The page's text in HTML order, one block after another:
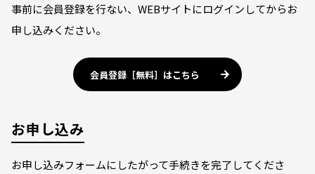
事前に会員登録を行ない、WEBサイトにログインしてからお
申し込みください。
会員登録［無料］はこちら
お申し込み
お申し込みフォームにしたがって手続きを完了してくださ